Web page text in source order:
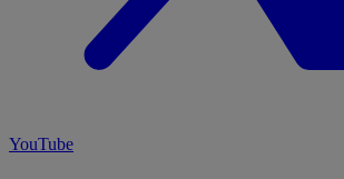
YouTube